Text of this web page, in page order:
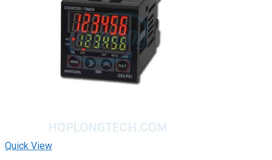
Quick View